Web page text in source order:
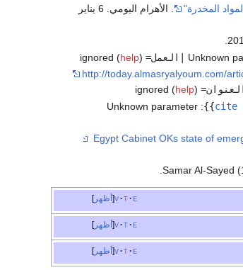
المخدرة"
. الأهرام اليومي. 6 يناير
.
Unknown |العمل=ignored (
help)
http://today.almasryalyoum.com/
ignored (
help)
cite
}}
:
Unknown parameter
Samar Al-Sayed
.
أظهر v t e
أظهر v t e
أظهر v t e